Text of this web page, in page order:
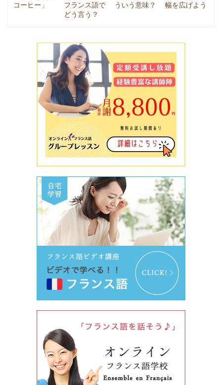
コーヒー」
フランス語で
どう言う？
ういう意味？
幅を広げよう